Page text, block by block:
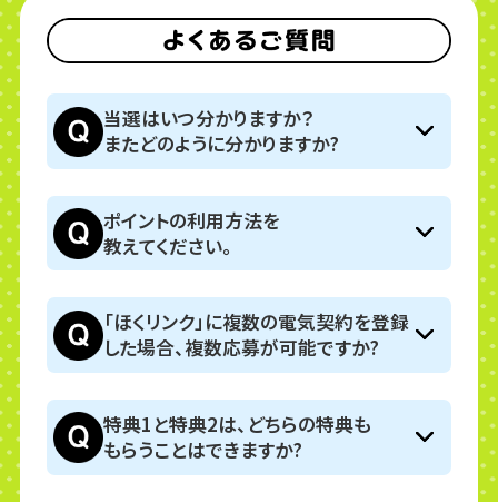
当選はいつ分かりますか？
またどのように分かりますか?
ポイントの利用方法を
教えてください。
「ほくリンク」に複数の電気契約を登録
した場合、複数応募が可能ですか?
特典1と特典2は、どちらの特典も
もらうことはできますか?